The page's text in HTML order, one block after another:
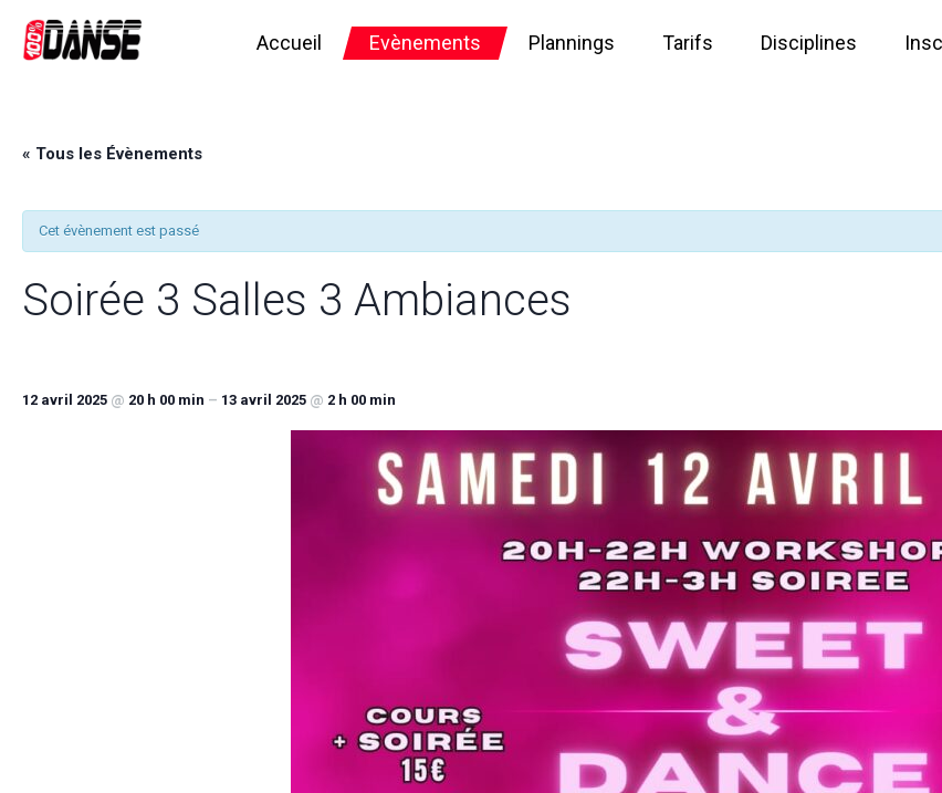
Accueil Evènements Plannings Tarifs Disciplines
« Tous les Évènements
Cet évènement est passé
Soirée 3 Salles 3 Ambiances
12 avril 2025 @ 20 h 00 min – 13 avril 2025 @ 2 h 00 min